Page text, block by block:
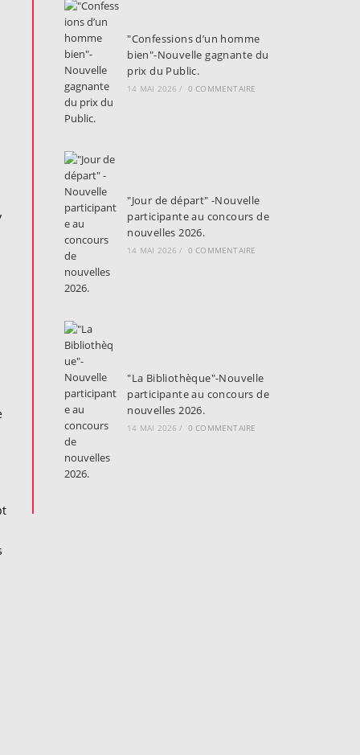
"Confessions d’un homme
bien"-Nouvelle gagnante du
prix du Public.
14 MAI 2026 / 0 COMMENTAIRE
"Jour de départ" -Nouvelle
participante au concours de
nouvelles 2026.
14 MAI 2026 / 0 COMMENTAIRE
"La Bibliothèque"-Nouvelle
participante au concours de
nouvelles 2026.
14 MAI 2026 / 0 COMMENTAIRE